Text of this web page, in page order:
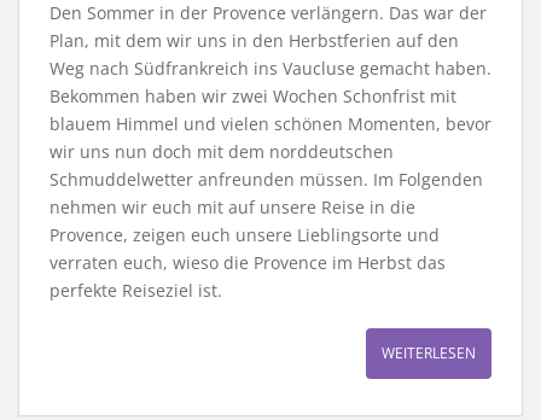
Den Sommer in der Provence verlängern. Das war der
Plan, mit dem wir uns in den Herbstferien auf den
Weg nach Südfrankreich ins Vaucluse gemacht haben.
Bekommen haben wir zwei Wochen Schonfrist mit
blauem Himmel und vielen schönen Momenten, bevor
wir uns nun doch mit dem norddeutschen
Schmuddelwetter anfreunden müssen. Im Folgenden
nehmen wir euch mit auf unsere Reise in die
Provence, zeigen euch unsere Lieblingsorte und
verraten euch, wieso die Provence im Herbst das
perfekte Reiseziel ist.
WEITERLESEN